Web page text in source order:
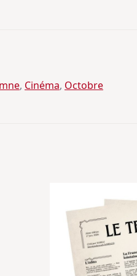
, Cinéma, Octobre